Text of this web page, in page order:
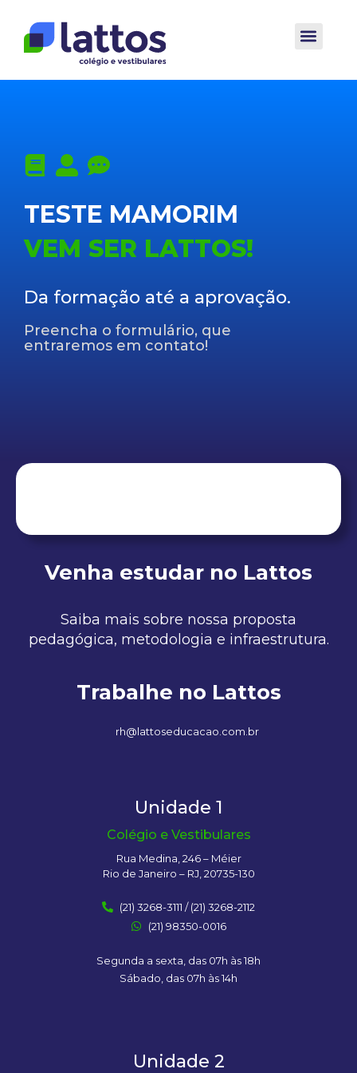
TESTE MAMORIM
VEM SER LATTOS!
Da formação até a aprovação.
Preencha o formulário, que
entraremos em contato!
Venha estudar no Lattos
Saiba mais sobre nossa proposta
pedagógica, metodologia e infraestrutura.
Trabalhe no Lattos
rh@lattoseducacao.com.br
Unidade 1
Colégio e Vestibulares
Rua Medina, 246 – Méier
Rio de Janeiro – RJ, 20735-130
(21) 3268-3111 / (21) 3268-2112
(21) 98350-0016
Segunda a sexta, das 07h às 18h
Sábado, das 07h às 14h
Unidade 2